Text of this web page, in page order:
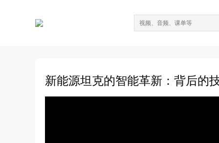
新能源坦克的智能革新：背后的